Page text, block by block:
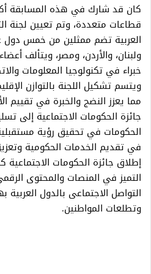
قطاعات متعددة، وتم تعيين لجنة
العربية تضم ممثلين من خمس دول
ولبنان، والأردن، ومصر، ويتألف
خبراء في تكنولوجيا المعلومات
ويتسم تشكيل اللجنة بالتوازن
مما يعزز النضج والخبرة في تقييم
جائزة الحكومات الاجتماعية إلى
الحكومات في تحقيق رؤية
في تقديم الخدمات الحكومية
إطلاق جائزة الحكومات الاجتماعية
التميز في المنصات والمحتوى
التواصل الاجتماعى بالدول
وتطلعات المواطنين.